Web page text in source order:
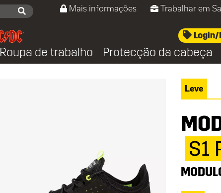
Mais informações Trabalhar em
Roupa de trabalho Protecção da cabeça
Leve
S1